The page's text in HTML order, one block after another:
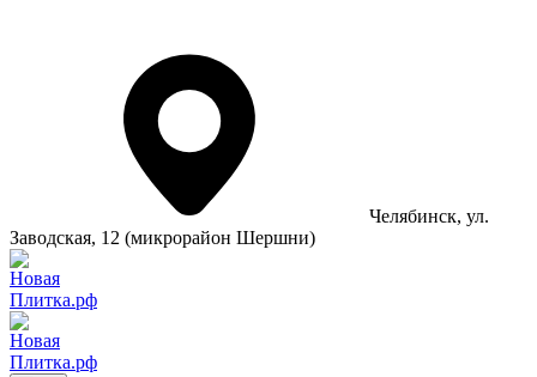
Челябинск, ул.
Заводская, 12 (микрорайон Шершни)